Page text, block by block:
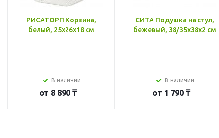
РИСАТОРП Корзина,
белый, 25x26x18 см
В наличии
от 8 890 ₸
СИТА Подушка на стул,
бежевый, 38/35x38x2 см
В наличии
от 1 790 ₸